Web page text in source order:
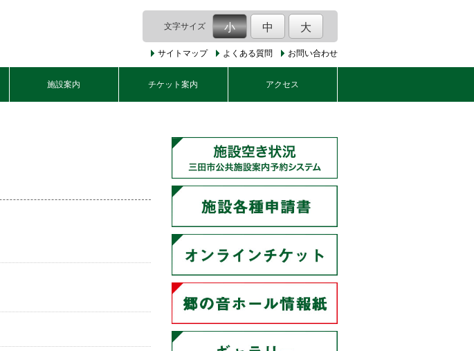
文字サイズ 小 中 大
サイトマップ よくある質問 お問い合わせ
施設案内 チケット案内 アクセス